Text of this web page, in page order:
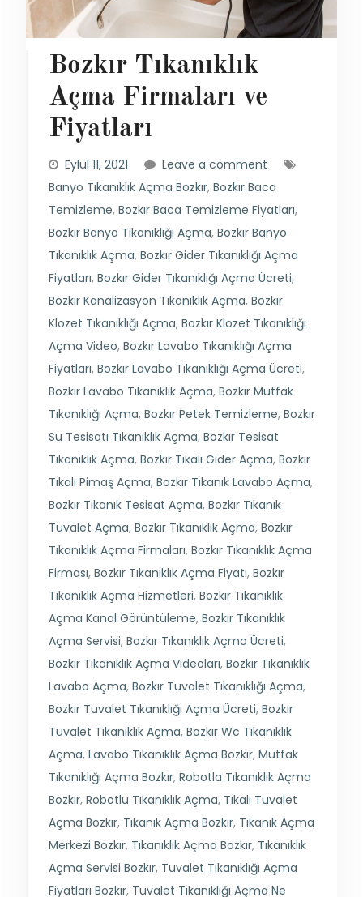
Bozkır Tıkanıklık
Açma Firmaları ve
Fiyatları
Eylül 11, 2021
Leave a comment
Banyo Tıkanıklık Açma Bozkır, Bozkır Baca
Temizleme, Bozkır Baca Temizleme Fiyatları,
Bozkır Banyo Tıkanıklığı Açma, Bozkır Banyo
Tıkanıklık Açma, Bozkır Gider Tıkanıklığı Açma
Fiyatları, Bozkır Gider Tıkanıklığı Açma Ücreti,
Bozkır Kanalizasyon Tıkanıklık Açma, Bozkır
Klozet Tıkanıklığı Açma, Bozkır Klozet Tıkanıklığı
Açma Video, Bozkır Lavabo Tıkanıklığı Açma
Fiyatları, Bozkır Lavabo Tıkanıklığı Açma Ücreti,
Bozkır Lavabo Tıkanıklık Açma, Bozkır Mutfak
Tıkanıklığı Açma, Bozkır Petek Temizleme, Bozkır
Su Tesisatı Tıkanıklık Açma, Bozkır Tesisat
Tıkanıklık Açma, Bozkır Tıkalı Gider Açma, Bozkır
Tıkalı Pimaş Açma, Bozkır Tıkanık Lavabo Açma,
Bozkır Tıkanık Tesisat Açma, Bozkır Tıkanık
Tuvalet Açma, Bozkır Tıkanıklık Açma, Bozkır
Tıkanıklık Açma Firmaları, Bozkır Tıkanıklık Açma
Firması, Bozkır Tıkanıklık Açma Fiyatı, Bozkır
Tıkanıklık Açma Hizmetleri, Bozkır Tıkanıklık
Açma Kanal Görüntüleme, Bozkır Tıkanıklık
Açma Servisi, Bozkır Tıkanıklık Açma Ücreti,
Bozkır Tıkanıklık Açma Videoları, Bozkır Tıkanıklık
Lavabo Açma, Bozkır Tuvalet Tıkanıklığı Açma,
Bozkır Tuvalet Tıkanıklığı Açma Ücreti, Bozkır
Tuvalet Tıkanıklık Açma, Bozkır Wc Tıkanıklık
Açma, Lavabo Tıkanıklık Açma Bozkır, Mutfak
Tıkanıklığı Açma Bozkır, Robotla Tıkanıklık Açma
Bozkır, Robotlu Tıkanıklık Açma, Tıkalı Tuvalet
Açma Bozkır, Tıkanık Açma Bozkır, Tıkanık Açma
Merkezi Bozkır, Tıkanıklık Açma Bozkır, Tıkanıklık
Açma Servisi Bozkır, Tuvalet Tıkanıklığı Açma
Fiyatları Bozkır, Tuvalet Tıkanıklığı Açma Ne